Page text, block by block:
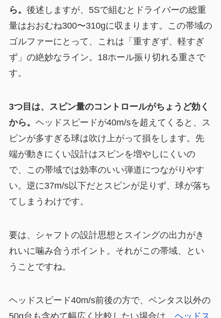
ら。 後述しますが、5Sで組むとドライバーの総重
量はおおむね300〜310gに収まります。この帯域の
ゴルファーにとって、これは「重すぎず、軽すぎ
ず」の絶妙なライン。18ホール振り切れる重さで
す。
3つ目は、スピン量のコントロールがちょうど効く
から。 ヘッドスピードが40m/sを超えてくると、ス
ピンが多すぎる球は吹け上がって損をします。先
端が動きにくい設計はスピンを増やしにくいの
で、この帯域では効率のいい弾道につながりやす
い。逆に37m/s以下だとスピンが足りず、球が落ち
てしまうわけです。
要は、シャフトの設計思想とスイングの出力がき
れいに噛み合うポイント。それがこの帯域、とい
うことですね。
ヘッドスピード40m/s前後の方で、ベンタス以外の
50g台も含めて幅広く比較したい場合は、 ヘッドス